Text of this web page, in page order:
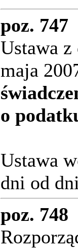
poz. 747
Ustawa z
maja
o
Ustawa
dni od
poz. 748